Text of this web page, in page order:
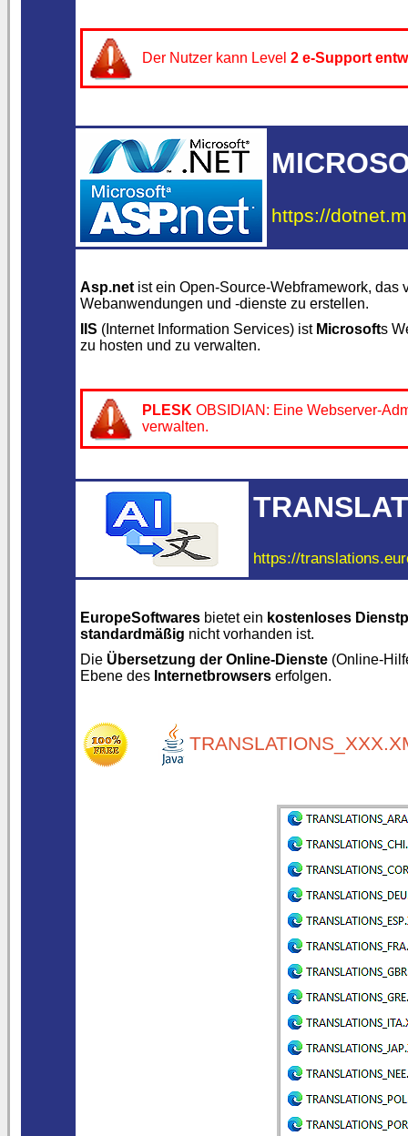
Der Nutzer kann Level 2 e-Support
https://
Asp.net ist ein Open-Source-Webframework, das
Webanwendungen und -dienste zu erstellen.
IIS (Internet Information Services) ist Microsofts
zu hosten und zu verwalten.
PLESK OBSIDIAN: Eine Webserver-
verwalten.
https://
EuropeSoftwares bietet ein kostenloses
standardmäßig nicht vorhanden ist.
Die Übersetzung der Online-Dienste (Online-
Ebene des Internetbrowsers erfolgen.